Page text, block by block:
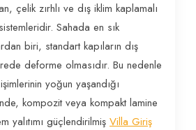
çelik zırhlı ve dış iklim kaplamalı
Sahada en sık
biri, standart kapıların dış
deforme olmasıdır. Bu nedenle
yoğun yaşandığı
kompozit veya kompakt lamine
yalıtımı güçlendirilmiş Villa Giriş